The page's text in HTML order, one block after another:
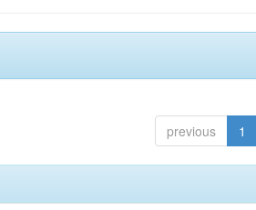
previous 1